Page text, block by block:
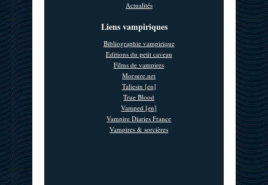
Actualités
Liens vampiriques
Bibliographie vampirique
Editions du petit caveau
Films de vampires
Morsure.net
Taliesin [en]
True Blood
Vamped [en]
Vampire Diaries France
Vampires & sorcières